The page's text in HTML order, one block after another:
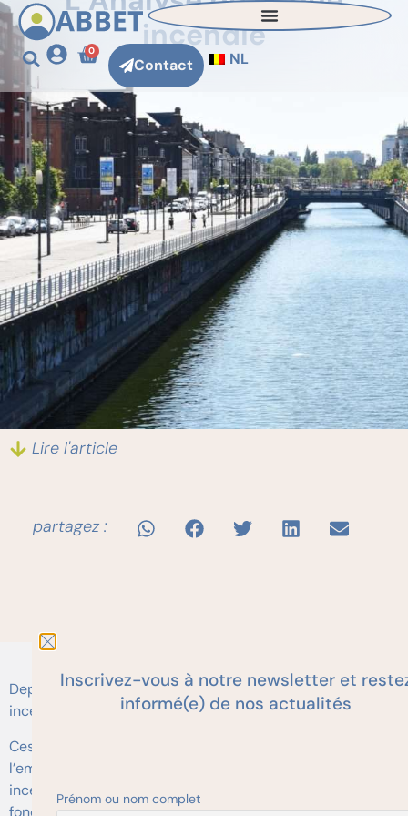
0
Contact NL
incendie
Lire l'article
partagez :
Depuis 2018, l’ABBET réalise des analyses de risque
incendie pour les associations.
Ces analyses des risques, obligation légale de
l’employeur.euse, ne sont pas à confondre avec l’Audit
incendie. L’audit est une inspection faite par les
fonctionnaires habilité.e.s pour vérifier que toutes les
Inscrivez-vous à notre newsletter et
informé(e) de nos actualités
Prénom ou nom complet